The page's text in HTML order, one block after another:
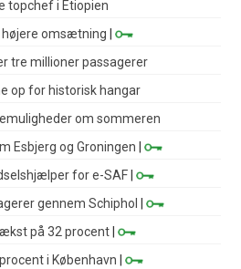
topchef i Etiopien
højere omsætning |
tre millioner passagerer
op for historisk hangar
om sommeren
Esbjerg og Groningen |
for e-SAF |
gennem Schiphol
|
på 32 procent |
i København |